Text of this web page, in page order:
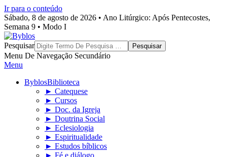
Ir para o conteúdo
Sábado, 8 de agosto de 2026 • Ano Litúrgico: Após Pentecostes,
Semana 9 • Modo I
Byblos
Pesquisar
Menu De Navegação Secundário
Menu
ByblosBiblioteca
► Catequese
► Cursos
► Doc. da Igreja
► Doutrina Social
► Eclesiologia
► Espiritualidade
► Estudos bíblicos
► Fé e diálogo